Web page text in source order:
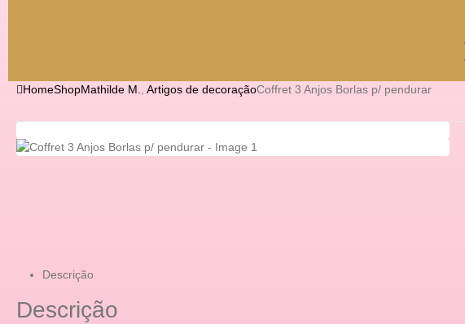
HomeShopMathilde M. Artigos de decoraçãoCoffret 3 Anjos Borlas p/ pendurar
Descrição
Descrição